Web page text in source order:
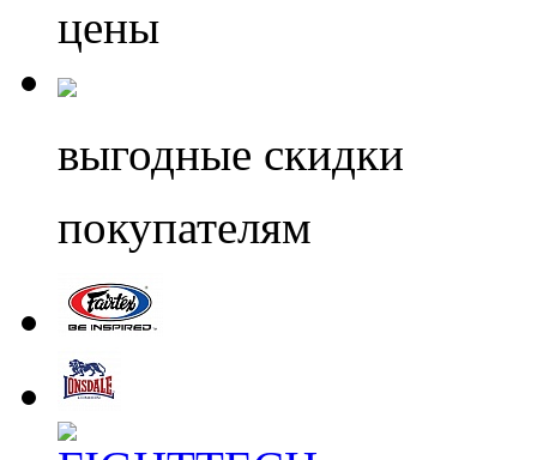
цены
выгодные скидки
покупателям